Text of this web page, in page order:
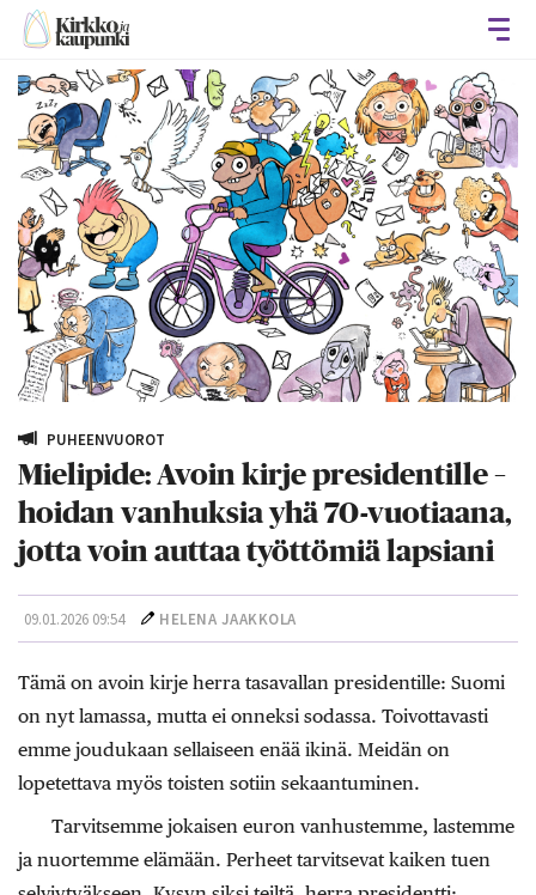
PUHEENVUOROT
Mielipide: Avoin kirje presidentille –
hoidan vanhuksia yhä 70-vuotiaana,
jotta voin auttaa työttömiä lapsiani
09.01.2026 09:54 HELENA JAAKKOLA
Tämä on avoin kirje herra tasavallan presidentille: Suomi
on nyt lamassa, mutta ei onneksi sodassa. Toivottavasti
emme joudukaan sellaiseen enää ikinä. Meidän on
lopetettava myös toisten sotiin sekaantuminen.
Tarvitsemme jokaisen euron vanhustemme, lastemme
ja nuortemme elämään. Perheet tarvitsevat kaiken tuen